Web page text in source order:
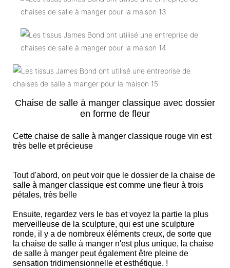
Chaise de salle à manger classique avec dossier
en forme de fleur
Cette chaise de salle à manger classique rouge vin est
très belle et précieuse
Tout d'abord, on peut voir que le dossier de la chaise de
salle à manger classique est comme une fleur à trois
pétales, très belle
Ensuite, regardez vers le bas et voyez la partie la plus
merveilleuse de la sculpture, qui est une sculpture
ronde, il y a de nombreux éléments creux, de sorte que
la chaise de salle à manger n'est plus unique, la chaise
de salle à manger peut également être pleine de
sensation tridimensionnelle et esthétique. !